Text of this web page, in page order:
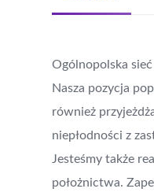
Ogólnopolska
Nasza pozycja
również
niepłodności z
Jesteśmy także
położnictwa.